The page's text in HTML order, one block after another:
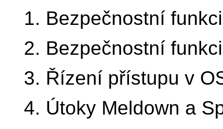
1. Bezpečnostní
2. Bezpečnostní
3. Řízení přístupu v
4. Útoky Meldown a